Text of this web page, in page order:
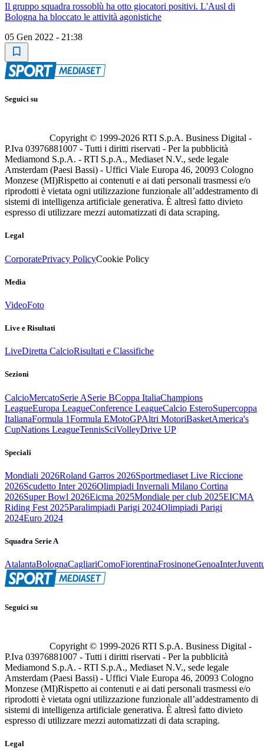
Il gruppo squadra rossoblù ha otto giocatori positivi. L'Ausl di
Bologna ha bloccato le attività agonistiche
05 Gen 2022 - 21:38
Seguici su
Copyright © 1999-2026 RTI S.p.A. Business Digital -
P.Iva 03976881007 - Tutti i diritti riservati - Per la pubblicità
Mediamond S.p.A. - RTI S.p.A., Mediaset N.V., sede legale
Amsterdam (Paesi Bassi) - Uffici Viale Europa 46, 20093 Cologno
Monzese (MI)Rispetto ai contenuti e ai dati personali trasmessi e/o
riprodotti è vietata ogni utilizzazione funzionale all’addestramento di
sistemi di intelligenza artificiale generativa. È altresì fatto divieto
espresso di utilizzare mezzi automatizzati di data scraping.
Legal
CorporatePrivacy PolicyCookie Policy
Media
VideoFoto
Live e Risultati
LiveDiretta CalcioRisultati e Classifiche
Sezioni
CalcioMercatoSerie ASerie BCoppa ItaliaChampions
LeagueEuropa LeagueConference LeagueCalcio EsteroSupercoppa
ItalianaFormula 1Formula EMotoGPAltri MotoriBasketAmerica's
CupNations LeagueTennisSciVolleyDrive UP
Speciali
Mondiali 2026Roland Garros 2026Sportmediaset Live Riccione
2026Scudetto Inter 2026Olimpiadi Invernali Milano Cortina
2026Super Bowl 2026Eicma 2025Mondiale per club 2025EICMA
Riding Fest 2025Paralimpiadi Parigi 2024Olimpiadi Parigi
2024Euro 2024
Squadra Serie A
AtalantaBolognaCagliariComoFiorentinaFrosinoneGenoaInter
Seguici su
Copyright © 1999-2026 RTI S.p.A. Business Digital -
P.Iva 03976881007 - Tutti i diritti riservati - Per la pubblicità
Mediamond S.p.A. - RTI S.p.A., Mediaset N.V., sede legale
Amsterdam (Paesi Bassi) - Uffici Viale Europa 46, 20093 Cologno
Monzese (MI)Rispetto ai contenuti e ai dati personali trasmessi e/o
riprodotti è vietata ogni utilizzazione funzionale all’addestramento di
sistemi di intelligenza artificiale generativa. È altresì fatto divieto
espresso di utilizzare mezzi automatizzati di data scraping.
Legal